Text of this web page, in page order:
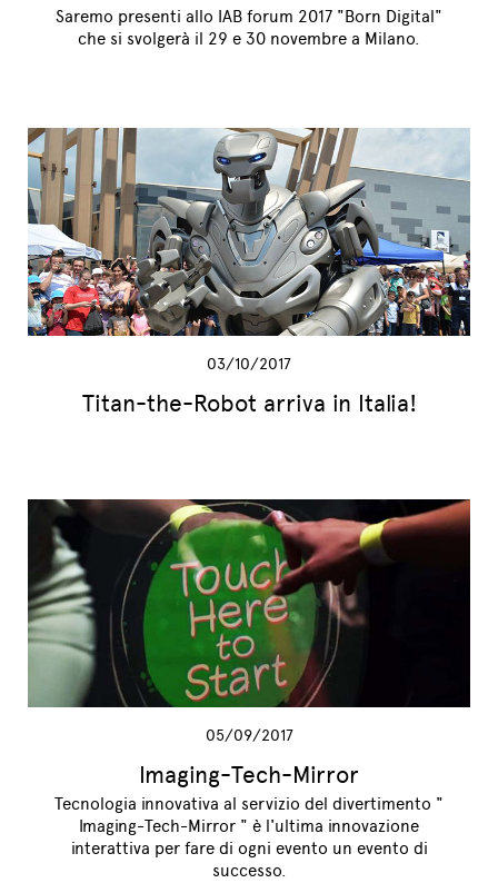
Saremo presenti allo IAB forum 2017 "Born Digital"
che si svolgerà il 29 e 30 novembre a Milano.
03/10/2017
Titan-the-Robot arriva in Italia!
05/09/2017
Imaging-Tech-Mirror
Tecnologia innovativa al servizio del divertimento "
Imaging-Tech-Mirror " è l'ultima innovazione
interattiva per fare di ogni evento un evento di
successo.